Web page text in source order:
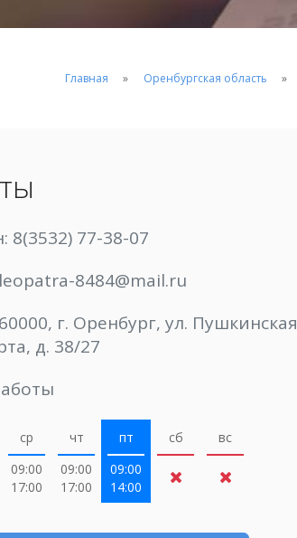
Главная Оренбургская область
8(3532) 77-38-07
8484@mail.ru
г. Оренбург, ул. Пушкинская
д. 38/27
ср
09:00
17:00
чт
09:00
17:00
пт
09:00
14:00
сб вс